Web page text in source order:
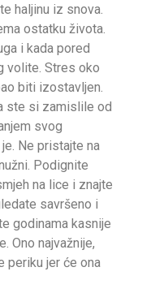
haljinu iz snova.
ostatku života.
i kada pored
volite. Stres oko
biti izostavljen.
ste si zamislile od
svog
Ne pristajte na
Podignite
na lice i znajte
savršeno i
godinama kasnije
Ono najvažnije,
periku jer će ona